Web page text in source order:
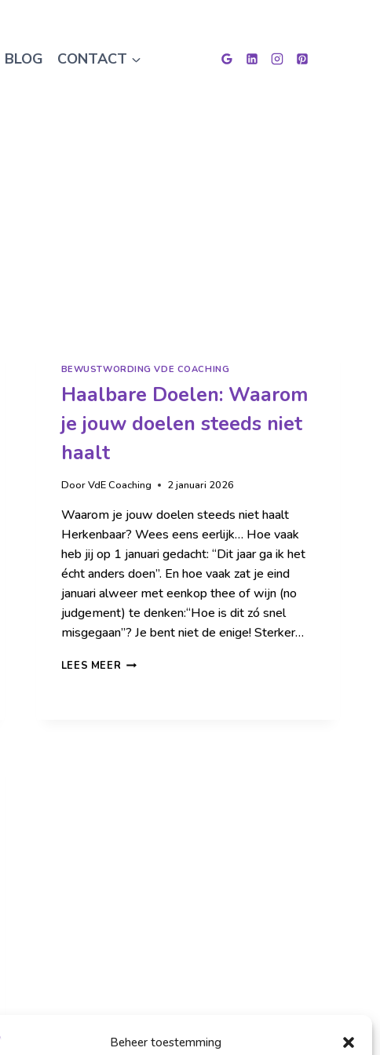
Beheer toestemming
BLOG CONTACT
BEWUSTWORDING VDE COACHING
Haalbare Doelen: Waarom
je jouw doelen steeds niet
haalt
DoorVdE Coaching 2 januari 2026
Waarom je jouw doelen steeds niet haalt
Herkenbaar? Wees eens eerlijk… Hoe vaak
heb jij op 1 januari gedacht: “Dit jaar ga ik het
écht anders doen”. En hoe vaak zat je eind
januari alweer met eenkop thee of wijn (no
judgement) te denken:“Hoe is dit zó snel
misgegaan”? Je bent niet de enige! Sterker…
LEES MEER